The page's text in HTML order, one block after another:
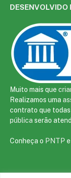
DESENVOLVIDO
Muito mais que
Realizamos uma
contrato que
pública serão
Conheça o PNTP